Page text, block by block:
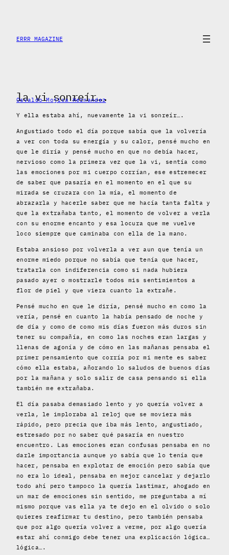
contenido
ERRR MAGAZINE
la vi sonreír….
Osvaldo Mojica Hernandez
Y ella estaba ahí, nuevamente la vi sonreír….
Angustiado todo el día porque sabía que la volvería
a ver con toda su energía y su calor, pensé mucho en
que le diría y pensé mucho en que no debía hacer,
nervioso como la primera vez que la vi, sentía como
las emociones por mi cuerpo corrían, ese estremecer
de saber que pasaría en el momento en el que su
mirada se cruzara con la mía, el momento de
abrazarla y hacerle saber que me hacía tanta falta y
que la extrañaba tanto, el momento de volver a verla
con su enorme encanto y esa locura que me vuelve
loco siempre que caminaba con ella de la mano.
Estaba ansioso por volverla a ver aun que tenía un
enorme miedo porque no sabía que tenía que hacer,
tratarla con indiferencia como si nada hubiera
pasado ayer o mostrarle todos mis sentimientos a
flor de piel y que viera cuanto la extrañe.
Pensé mucho en que le diría, pensé mucho en como la
vería, pensé en cuanto la había pensado de noche y
de día y como de como mis días fueron más duros sin
tener su compañía, en como las noches eran largas y
llenas de agonía y de cómo en las mañanas pensaba el
primer pensamiento que corría por mi mente es saber
cómo ella estaba, añorando lo saludos de buenos días
por la mañana y solo salir de casa pensando si ella
también me extrañaba.
El día pasaba demasiado lento y yo quería volver a
verla, le imploraba al reloj que se moviera más
rápido, pero precia que iba más lento, angustiado,
estresado por no saber qué pasaría en nuestro
encuentro. Las emociones eran confusas pensaba en no
darle importancia aunque yo sabía que lo tenía que
hacer, pensaba en explotar de emoción pero sabía que
no era lo ideal, pensaba en mejor cancelar y dejarlo
todo ahí pero tampoco la quería lastimar, ahogado en
un mar de emociones sin sentido, me preguntaba a mí
mismo porque vas ella ya te dejo en el olvido o solo
quieres reafirmar tu destino, pero también pensaba
que por algo quería volver a verme, por algo quería
estar ahí conmigo debe tener una explicación lógica…
lógica….